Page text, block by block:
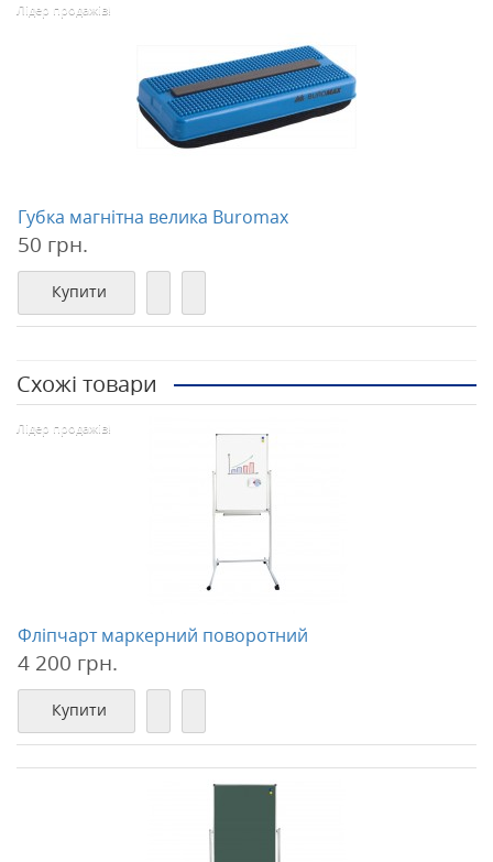
Лідер продажів!
Губка магнітна велика Buromax
50 грн.
Купити
Схожі товари
Лідер продажів!
Фліпчарт маркерний поворотний
4 200 грн.
Купити